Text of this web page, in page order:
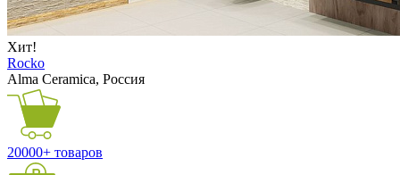
Хит!
Rocko
Alma Ceramica, Россия
20000+ товаров